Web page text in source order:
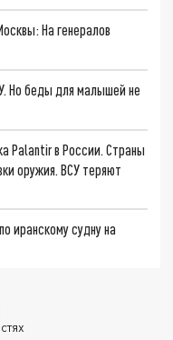
На генералов
Но беды для малышей не
Palantir в России. Страны
оружия. ВСУ теряют
иранскому судну на